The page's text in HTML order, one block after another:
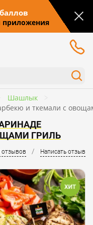
приложения
Шашлык
и ткемали с
ГРИЛЬ
отзывов / Написать отзыв